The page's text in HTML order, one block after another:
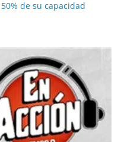
de su capacidad